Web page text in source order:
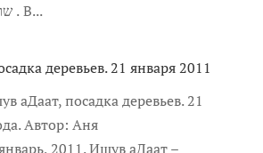
שומרון, בקעת הירדן . В...
деревьев. 21 января 2011
аДаат, посадка деревьев. 21
Автор: Аня
2011. Ишув аДаат –